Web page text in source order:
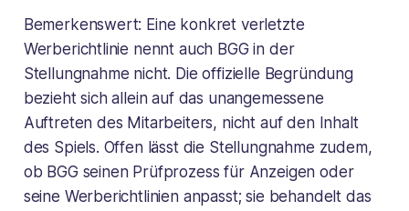
Bemerkenswert: Eine konkret verletzte
Werberichtlinie nennt auch BGG in der
Stellungnahme nicht. Die offizielle Begründung
bezieht sich allein auf das unangemessene
Auftreten des Mitarbeiters, nicht auf den Inhalt
des Spiels. Offen lässt die Stellungnahme zudem,
ob BGG seinen Prüfprozess für Anzeigen oder
seine Werberichtlinien anpasst; sie behandelt das